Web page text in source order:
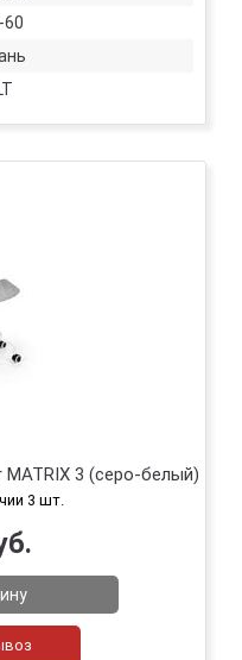
60
3 (серо-белый)
3 шт.